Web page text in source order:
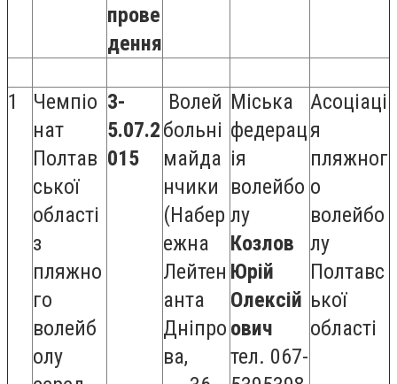
прове
дення
1
Чемпіо
нат
Полтав
ської
області
з
пляжно
го
волейб
олу
3-
5.07.2
015
Волей
больні
майда
нчики
(Набер
ежна
Лейтен
анта
Дніпро
ва,
Міська
федерац
ія
волейбо
лу
Козлов
Юрій
Олексій
ович
тел. 067-
Асоціаці
я
пляжног
о
волейбо
лу
Полтавс
ької
області